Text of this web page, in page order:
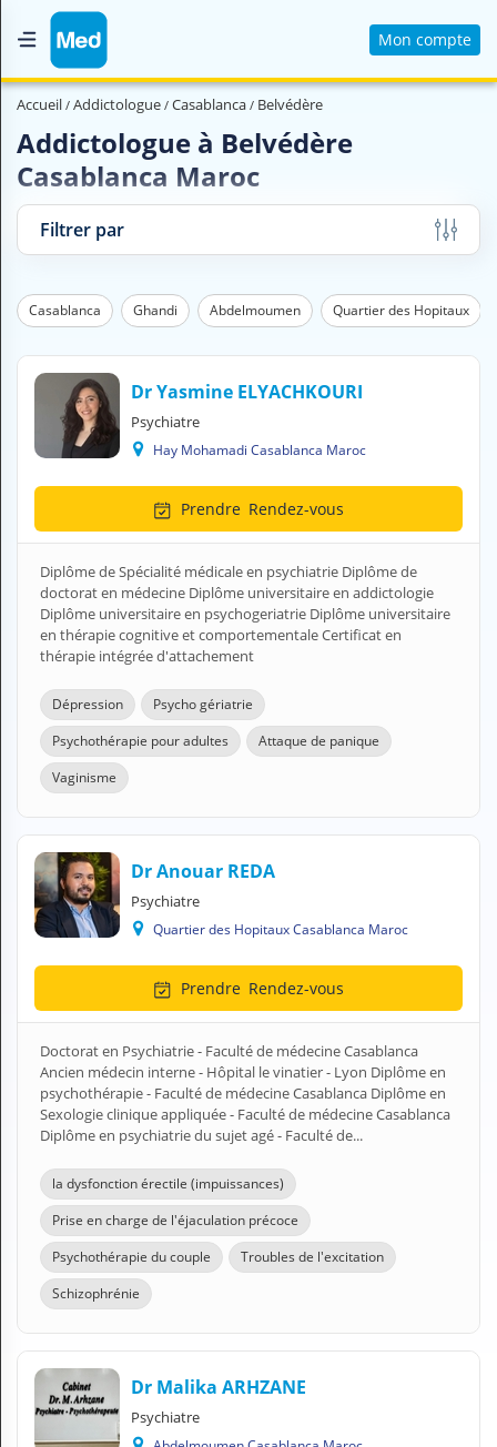
Mon compte
Accueil
Magazine Médical
Nous contacter
V
Professionnel de santé
Pharmacie
Médicament
Questions médicales
Laboratoire
Vétérinaire
M
FR Français
Se connecter
Accueil Addictologue Casablanca Belvédère
Addictologue à Belvédère
Casablanca Maroc
Filtrer par
Casablanca Ghandi Abdelmoumen Quartier des Hopitaux
Dr Yasmine ELYACHKOURI
Psychiatre
Hay Mohamadi Casablanca Maroc
Prendre Rendez-vous
Diplôme de Spécialité médicale en psychiatrie Diplôme de
doctorat en médecine Diplôme universitaire en addictologie
Diplôme universitaire en psychogeriatrie Diplôme universitaire
en thérapie cognitive et comportementale Certificat en
thérapie intégrée d'attachement
Dépression
Psycho gériatrie
Psychothérapie pour adultes
Attaque de panique
Vaginisme
Dr Anouar REDA
Psychiatre
Quartier des Hopitaux Casablanca Maroc
Prendre Rendez-vous
Doctorat en Psychiatrie - Faculté de médecine Casablanca
Ancien médecin interne - Hôpital le vinatier - Lyon Diplôme en
psychothérapie - Faculté de médecine Casablanca Diplôme en
Sexologie clinique appliquée - Faculté de médecine Casablanca
Diplôme en psychiatrie du sujet agé - Faculté de...
la dysfonction érectile (impuissances)
Prise en charge de l'éjaculation précoce
Psychothérapie du couple
Troubles de l'excitation
Schizophrénie
Dr Malika ARHZANE
Psychiatre